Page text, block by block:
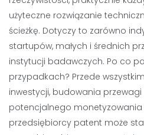
użyteczne rozwiązanie
ścieżkę. Dotyczy to zarówno
startupów, małych i średnich
instytucji badawczych. Po co
przypadkach? Przede
inwestycji, budowania przewagi
potencjalnego monetyzowania
przedsiębiorcy patent może